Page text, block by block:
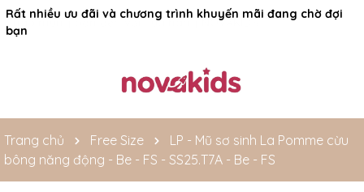
Rất nhiều ưu đãi và chương trình khuyến mãi đang chờ đợi
bạn
Trang chủ Free Size
LP - Mũ sơ sinh La Pomme cừu
bông năng động - Be - FS - SS25.T7A - Be - FS